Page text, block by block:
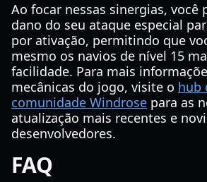
Ao focar nessas sinergias, você
dano do seu ataque especial
por ativação, permitindo que
mesmo os navios de nível 15
facilidade. Para mais
mecânicas do jogo, visite o hub
comunidade Windrose para as
atualização mais recentes e
desenvolvedores.
FAQ